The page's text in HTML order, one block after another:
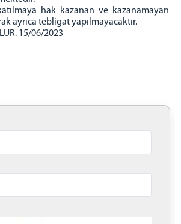
hak kazanan ve kazanamayan
ayrıca tebligat yapılmayacaktır.
15/06/2023